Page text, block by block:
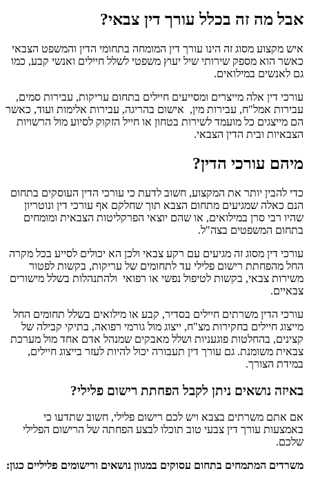
אבל מה זה בכלל עורך דין צבאי?
איש מקצוע מסוג זה הינו עורך דין המומחה בתחומי הדין והמשפט הצבאי
כאשר הוא מספק שירותי שיל יעוץ משפטי לשלל חיילים ואנשי קבע, כמו
גם לאנשים במילואים.
עורכי דין אלה מייצרים ומסייעים חיילים בתחום עריקות, עבירות סמים,
עבירות אמל"ח, עבירות מין, אישום בהריגה, עבירות אלימות ועוד, כאשר
הם מייצגים כל מועמד לשירות בטחון או חייל הזקוק לסיוע מול הרשויות
הצבאיות ובית הדין הצבאי.
מיהם עורכי הדין?
כדי להבין יותר את המקצוע, חשוב לדעת כי עורכי הדין העוסקים בתחום
הנם כאלה שמגיעים מתחום הצבא תוך שחלקם אף עורכי דין ונוטריון
שהיו רבי סרן במילואים, או שהם יוצאי הפרקליטות הצבאית ומומחים
בתחום המשפטים בצה"ל.
עורכי דין מסוג זה מגיעים עם רקע צבאי ולכן הא יכולים לסייע בכל מקרה
החל מהפחתת רישום פלילי עד לתחומים של עריקות, בקשות לפטור
משירות צבאי, בקשות לטיפול נפשי או רפואי ולהתנהלות בשלל מישורים
צבאיים.
עורכי הדין משרתים חיילים בסדיר, קבע או מילואים בשלל תחומים החל
מייצוג חיילים בחקירות מצ"ח, ייצוג מול גורמי רפואה, בתיקי קבילה של
קצינים, בהחלטות פוגעניות ושלל מאבקים שמנהל אדם אחד מול מערכת
צבאית משומנת. גם עורך דין תעבורה יכול להיות לעזר בייצוג חיילים,
במידת הצורך.
באיזה נושאים ניתן לקבל הפחתת רישום פלילי?
אם אתם משרתים בצבא ויש לכם רישום פלילי, חשוב שתדעו כי
באמצעות עורך דין צבעי טוב תוכלו לבצע הפחתה של הרישום הפלילי
שלכם.
משרדים המתמחים בתחום עסוקים במגוון נושאים ורישומים פליליים כגון: